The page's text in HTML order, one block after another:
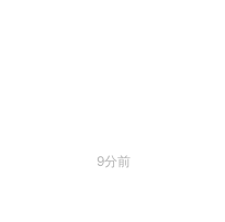
9分前